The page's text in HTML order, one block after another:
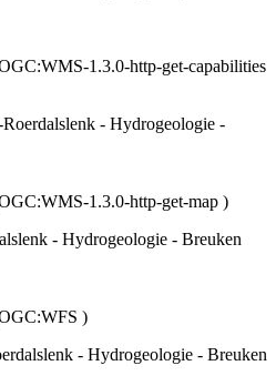
1.3.0-http-get-capabilities
- Hydrogeologie -
1.3.0-http-get-map )
- Hydrogeologie - Breuken
)
- Hydrogeologie - Breuken